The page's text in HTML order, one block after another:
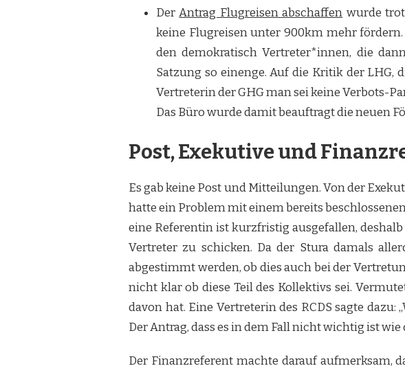
DerAntrag Flugreisen abschaffen wurde
keine Flugreisen unter 900km mehr
den demokratisch Vertreter*innen, die
Satzung so einenge. Auf die Kritik der LHG,
Vertreterin der GHG man sei keine Verbots-
Das Büro wurde damit beauftragt die neuen
Post, Exekutive und
Es gab keine Post und Mitteilungen. Von der
hatte ein Problem mit einem bereits
eine Referentin ist kurzfristig ausgefallen,
Vertreter zu schicken. Da der Stura damals
abgestimmt werden, ob dies auch bei der
nicht klar ob diese Teil des Kollektivs sei.
davon hat. Eine Vertreterin des RCDS sagte
Der Antrag, dass es in dem Fall nicht wichtig ist
Der Finanzreferent machte darauf aufmerksam,